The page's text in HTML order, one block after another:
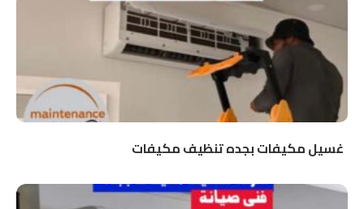
غسيل مكيفات بجده تنظيف مكيفات